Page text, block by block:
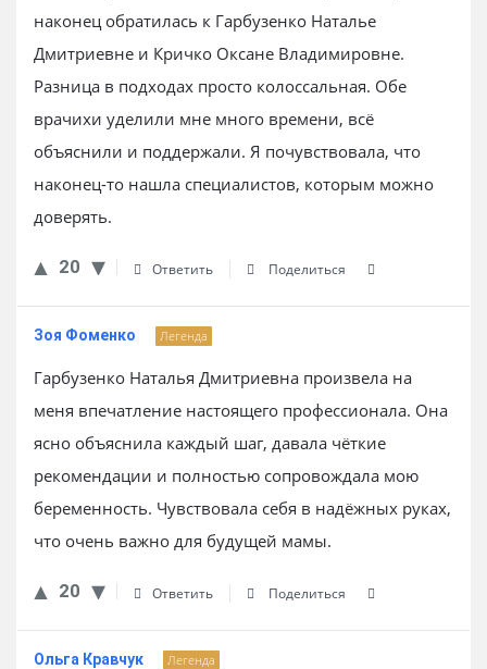
наконец обратилась к Гарбузенко Наталье
Дмитриевне и Кричко Оксане Владимировне.
Разница в подходах просто колоссальная. Обе
врачихи уделили мне много времени, всё
объяснили и поддержали. Я почувствовала, что
наконец-то нашла специалистов, которым можно
доверять.
20 Ответить Поделиться
Зоя Фоменко Легенда
Гарбузенко Наталья Дмитриевна произвела на
меня впечатление настоящего профессионала. Она
ясно объяснила каждый шаг, давала чёткие
рекомендации и полностью сопровождала мою
беременность. Чувствовала себя в надёжных руках,
что очень важно для будущей мамы.
20 Ответить Поделиться
Ольга Кравчук Легенда